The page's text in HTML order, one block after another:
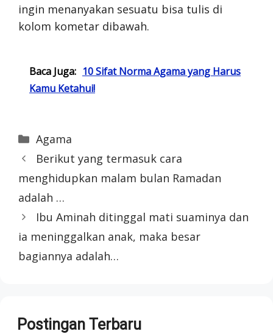
ingin menanyakan sesuatu bisa tulis di
kolom kometar dibawah.
Baca Juga: 10 Sifat Norma Agama yang Harus
Kamu Ketahui!
Categories
Agama
Berikut yang termasuk cara
menghidupkan malam bulan Ramadan
adalah …
Ibu Aminah ditinggal mati suaminya dan
ia meninggalkan anak, maka besar
bagiannya adalah…
Postingan Terbaru